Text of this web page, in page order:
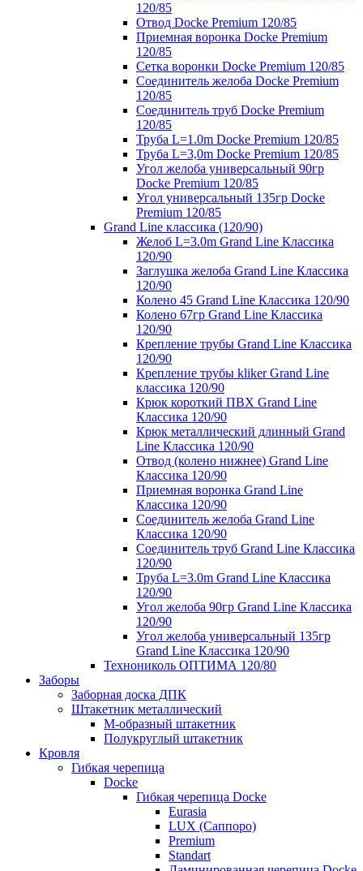
120/85
Отвод Docke Premium 120/85
Приемная воронка Docke Premium
120/85
Сетка воронки Docke Premium 120/85
Соединитель желоба Docke Premium
120/85
Соединитель труб Docke Premium
120/85
Труба L=1.0m Docke Premium 120/85
Труба L=3,0m Docke Premium 120/85
Угол желоба универсальный 90гр
Docke Premium 120/85
Угол универсальный 135гр Docke
Premium 120/85
Grand Line классика (120/90)
Желоб L=3.0m Grand Line Классика
120/90
Заглушка желоба Grand Line Классика
120/90
Колено 45 Grand Line Классика 120/90
Колено 67гр Grand Line Классика
120/90
Крепление трубы Grand Line Классика
120/90
Крепление трубы kliker Grand Line
классика 120/90
Крюк короткий ПВХ Grand Line
Классика 120/90
Крюк металлический длинный Grand
Line Классика 120/90
Отвод (колено нижнее) Grand Line
Классика 120/90
Приемная воронка Grand Line
Классика 120/90
Соединитель желоба Grand Line
Классика 120/90
Соединитель труб Grand Line Классика
120/90
Труба L=3.0m Grand Line Классика
120/90
Угол желоба 90гр Grand Line Классика
120/90
Угол желоба универсальный 135гр
Grand Line Классика 120/90
Технониколь ОПТИМА 120/80
Заборы
Заборная доска ДПК
Штакетник металлический
М-образный штакетник
Полукруглый штакетник
Кровля
Гибкая черепица
Docke
Гибкая черепица Docke
Eurasia
LUX (Саппоро)
Premium
Standart